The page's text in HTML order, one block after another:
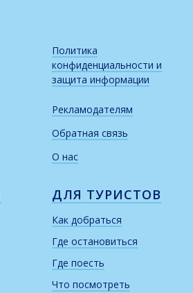
Политика
конфиденциальности и
защита информации
Рекламодателям
Обратная связь
О нас
ДЛЯ ТУРИСТОВ
Как добраться
Где остановиться
Где поесть
Что посмотреть